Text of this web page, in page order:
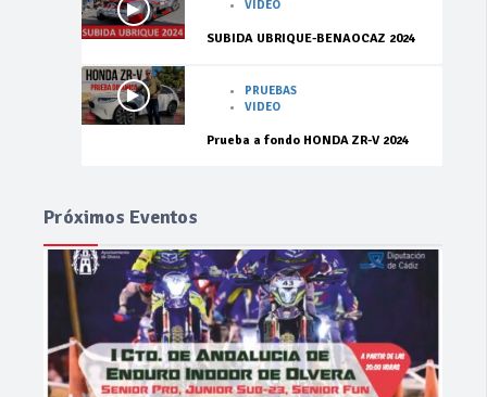
VIDEO
SUBIDA UBRIQUE-BENAOCAZ 2024
PRUEBAS
VIDEO
Prueba a fondo HONDA ZR-V 2024
Próximos Eventos